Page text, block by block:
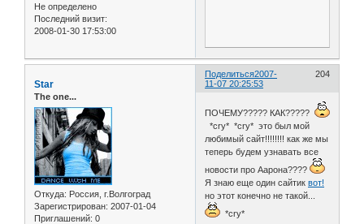
Не определено
Последний визит:
2008-01-30 17:53:00
Поделиться 204
2007-
11-07 20:25:53
Star
The one...
Откуда: Россия, г.Волгоград
Зарегистрирован: 2007-01-04
Приглашений: 0
ПОЧЕМУ????? КАК?????
*cry* *cry* это был мой
любимый сайт!!!!!!!! как же мы
теперь будем узнавать все
новости про Аарона????
Я знаю еще один сайтиквот!
но этот конечно не такой...
*cry*